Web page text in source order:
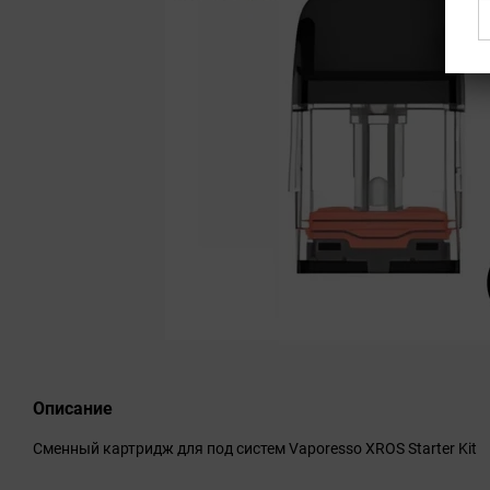
Описание
Сменный картридж для под систем Vaporesso XROS Starter Kit